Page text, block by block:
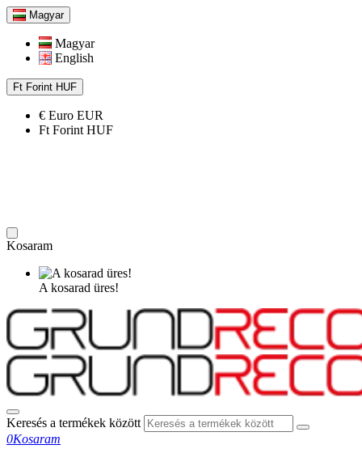
Magyar
Magyar
English
Ft Forint HUF
€ Euro EUR
Ft Forint HUF
Kosaram
A kosarad üres!
Keresés a termékek között
0Kosaram